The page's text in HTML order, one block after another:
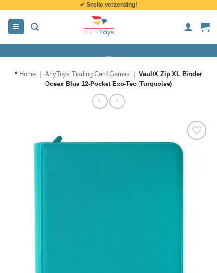
inhoud
✔ Snelle verzending!
* Home ArlyToys Trading Card Games
VaultX Zip XL Binder
Ocean Blue 12-Pocket Exo-Tec (Turquoise)